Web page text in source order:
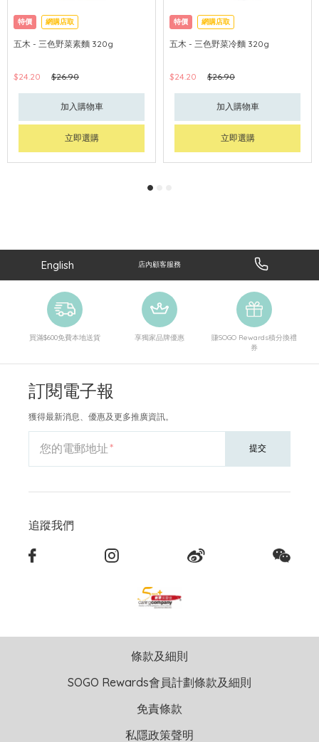
特價 網購店取
五木 - 三色野菜素麵 320g
$24.20 $26.90
加入購物車
立即選購
特價 網購店取
五木 - 三色野菜冷麵 320g
$24.20 $26.90
加入購物車
立即選購
English 店內顧客服務
買滿$600免費本地送貨 享獨家品牌優惠
賺SOGO Rewards積分換禮
券
訂閱電子報
獲得最新消息、優惠及更多推廣資訊。
您的電郵地址 提交
追蹤我們
條款及細則
SOGO Rewards會員計劃條款及細則
免責條款
私隱政策聲明